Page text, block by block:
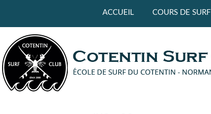
ACCUEIL COURS DE SURF